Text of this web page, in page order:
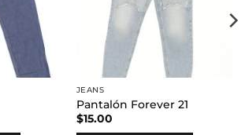
JEANS
Pantalón Forever 21
$15.00